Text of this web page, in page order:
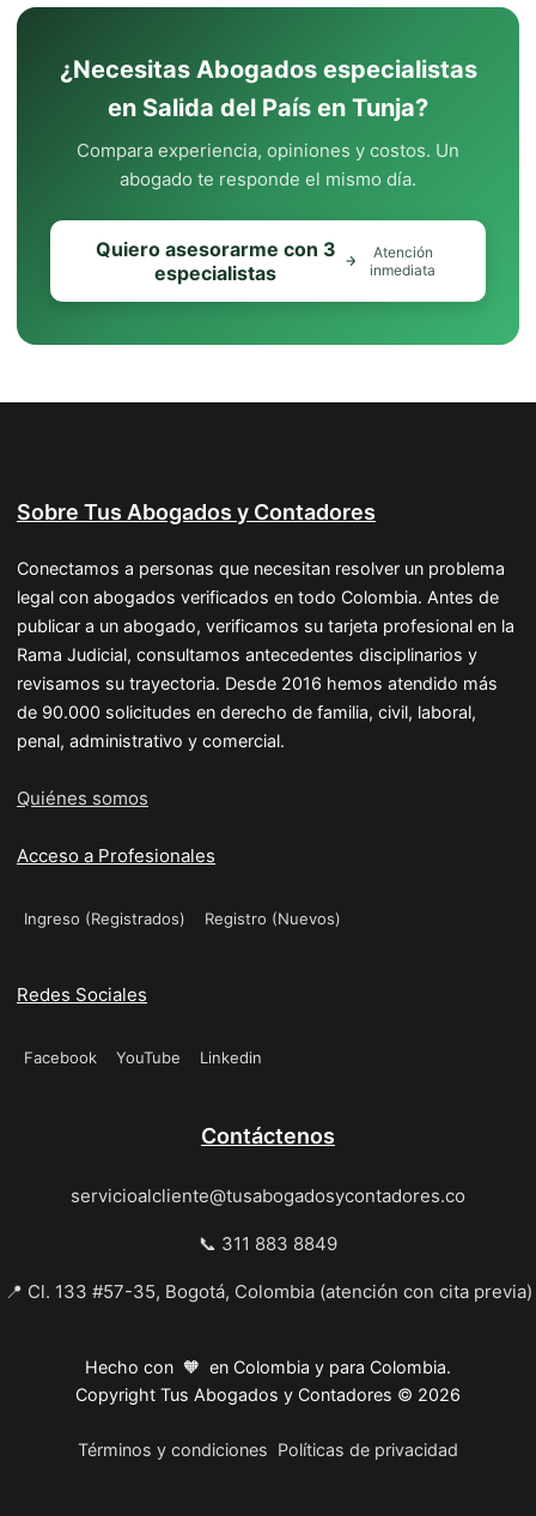
¿Necesitas Abogados especialistas
en Salida del País en Tunja?
Compara experiencia, opiniones y costos. Un
abogado te responde el mismo día.
Quiero asesorarme con 3
especialistas
Atención
inmediata
Sobre Tus Abogados y Contadores
Conectamos a personas que necesitan resolver un problema
legal con abogados verificados en todo Colombia. Antes de
publicar a un abogado, verificamos su tarjeta profesional en la
Rama Judicial, consultamos antecedentes disciplinarios y
revisamos su trayectoria. Desde 2016 hemos atendido más
de 90.000 solicitudes en derecho de familia, civil, laboral,
penal, administrativo y comercial.
Quiénes somos
Acceso a Profesionales
Ingreso (Registrados) Registro (Nuevos)
Redes Sociales
Facebook YouTube Linkedin
Contáctenos
servicioalcliente@tusabogadosycontadores.co
📞 311 883 8849
📍 Cl. 133 #57-35, Bogotá, Colombia (atención con cita previa)
Hecho con 🧡 en Colombia y para Colombia.
Copyright Tus Abogados y Contadores © 2026
Términos y condiciones Políticas de privacidad